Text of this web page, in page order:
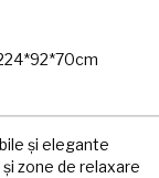
și elegante
zone de relaxare